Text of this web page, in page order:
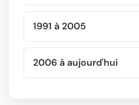
1991 à 2005
2006 à aujourd'hui